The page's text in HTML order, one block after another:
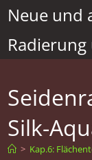
Zum
Inhalt
springen
Neue und
Silk-
> Kap.6: